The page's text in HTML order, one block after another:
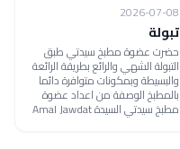
2026-07-08
تبولة
حضرت عضوة مطبخ سيدتي طبق
التبولة الشهي والرائع بطريقة الرائعة
والبسيطة وبمكونات متوافرة دائما
بالمطبخ الوصفة من اعداد عضوة
مطبخ سيدتي السيدة Amal Jawdat